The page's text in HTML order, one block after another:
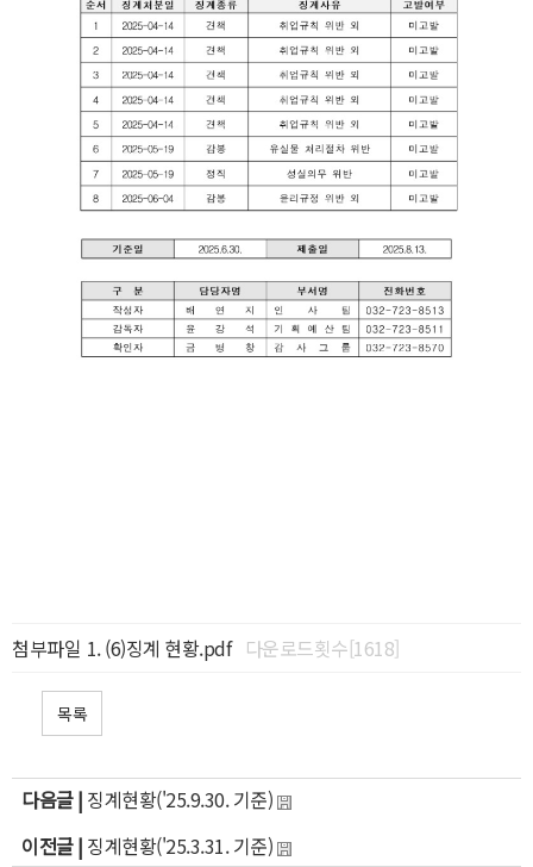
첨부파일 (6)징계 현황.pdf 다운로드횟수[1618]
목록
다음글 | 징계현황('25.9.30. 기준)
이전글 | 징계현황('25.3.31. 기준)